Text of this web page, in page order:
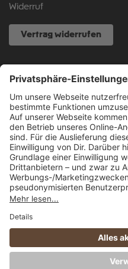
Widerruf
Vertrag widerrufen
NOCH FRAGEN?
040 317 874 888
info@fcsp-shop.com
Nachnahmegebühren,